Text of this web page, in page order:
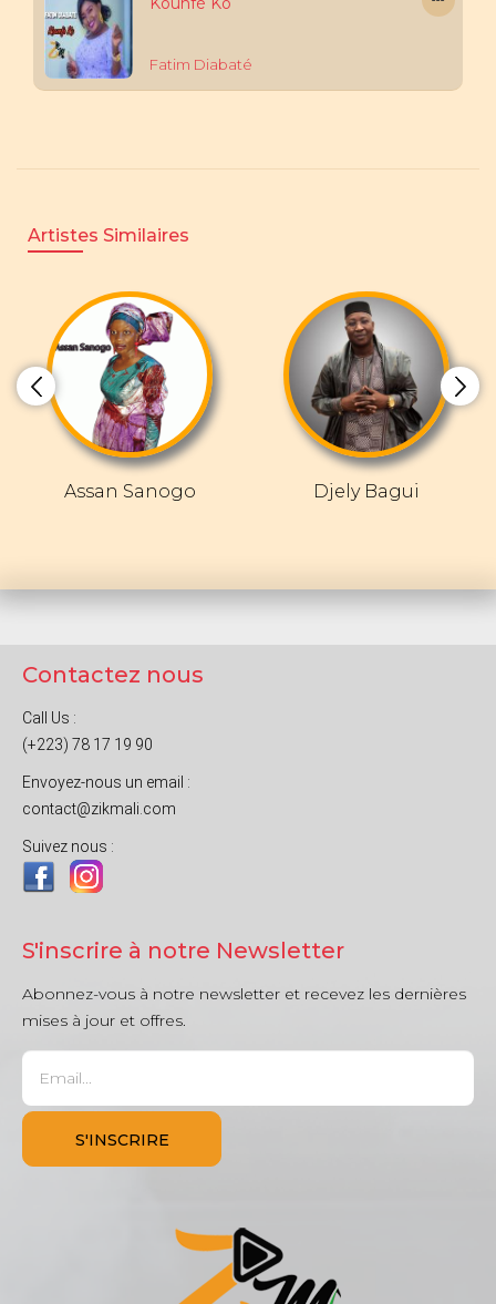
Fatim Diabaté
Artistes Similaires
Assan Sanogo Djely Bagui
Contactez nous
Call Us :
(+223) 78 17 19 90
Envoyez-nous un email :
contact@zikmali.com
Suivez nous :
S'inscrire à notre Newsletter
Abonnez-vous à notre newsletter et recevez les dernières
mises à jour et offres.